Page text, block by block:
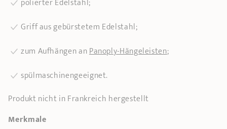
polierter Edelstahl;
Griff aus gebürstetem Edelstahl;
zum Aufhängen anPanoply-Hängeleisten;
spülmaschinengeeignet.
Produkt nicht in Frankreich hergestellt
Merkmale